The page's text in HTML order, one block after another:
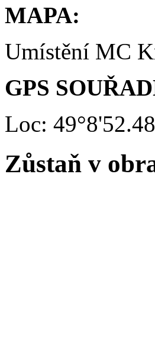
MAPA:
Umístění MC
GPS
Loc:
Zůstaň v